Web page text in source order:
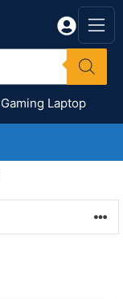
Gaming Laptop